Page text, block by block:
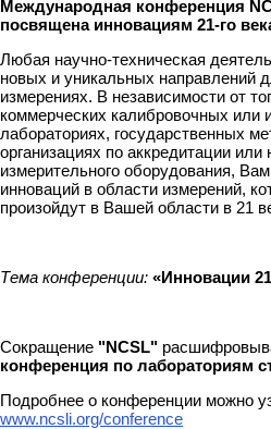
Международная конференция
посвящена инновациям 21-го
Любая научно-техническая
новых и уникальных направлений
измерениях. В независимости от
коммерческих калибровочных или
лабораториях, государственных
организациях по аккредитации или
измерительного оборудования,
инноваций в области измерений,
произойдут в Вашей области в 21
Тема конференции: «Инновации
Сокращение "NCSL"
конференция по лабораториям
Подробнее о конференции можно
www.ncsli.org/conference